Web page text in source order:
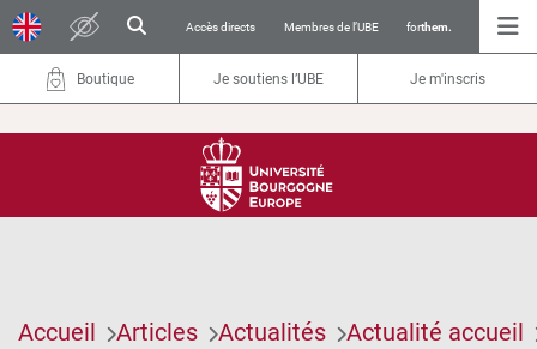
Accès directs Membres de l’UBE forthem.
Boutique Je soutiens l’UBE Je m'inscris
Accueil Articles Actualités Actualité accueil